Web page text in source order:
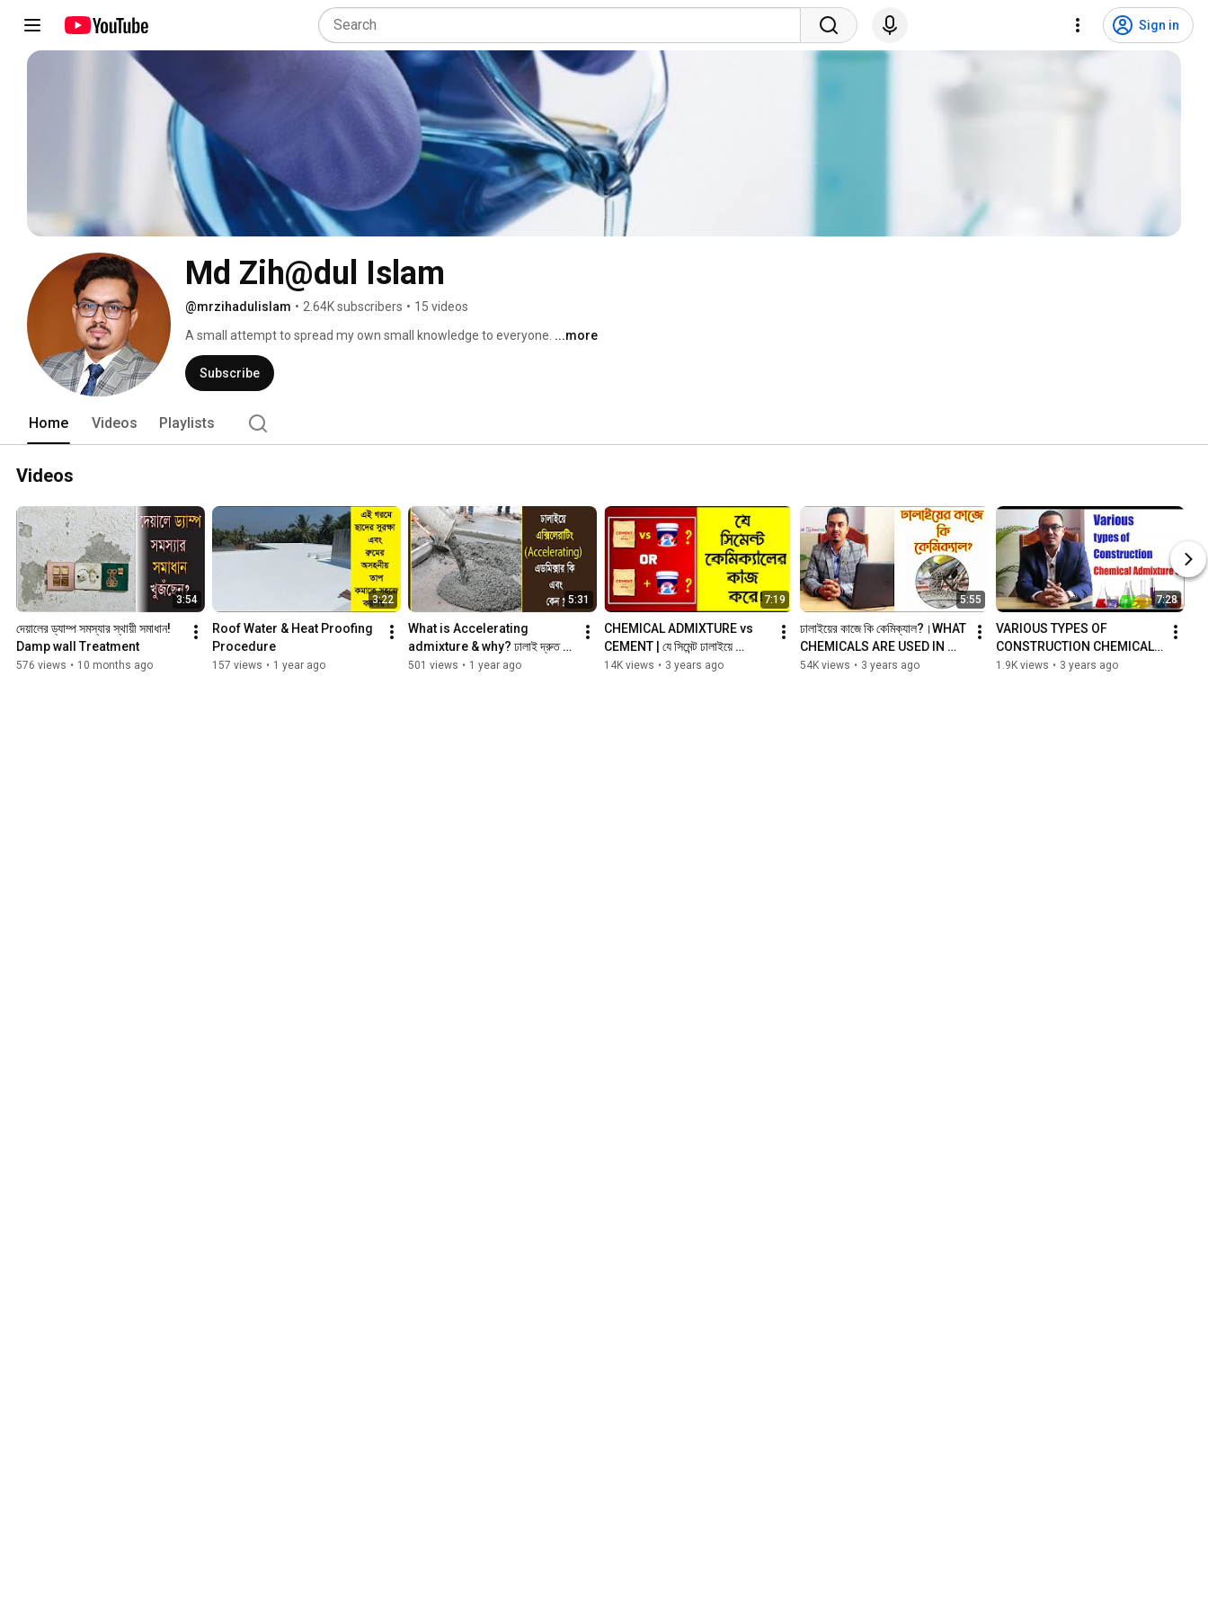
Sign in
Md Zih@dul Islam
@mrzihadulislam • 2.64K subscribers • 15 videos
A small attempt to spread my own small knowledge to everyone. ...more
Subscribe
Home Videos Playlists
Videos
3:54
দেয়ালের ড্যাম্প সমস্যার স্থায়ী সমাধান!
Damp wall Treatment
576 views • 10 months ago
3:22
Roof Water & Heat Proofing
Procedure
157 views • 1 year ago
5:31
What is Accelerating
admixture & why? ঢালাই দ্রুত
জমাট বাধা!
501 views • 1 year ago
7:19
CHEMICAL ADMIXTURE vs
CEMENT | যে সিমেন্ট ঢালাইয়ে
কেমিক্যালের কাজ করে!
14K views • 3 years ago
5:55
ঢালাইয়ের কাজে কি কেমিক্যাল?।WHAT
CHEMICALS ARE USED IN
CONCRETE?
54K views • 3 years ago
7:28
VARIOUS TYPES OF
CONSTRUCTION CHEMICAL
ADMIXTURE
1.9K views • 3 years ago